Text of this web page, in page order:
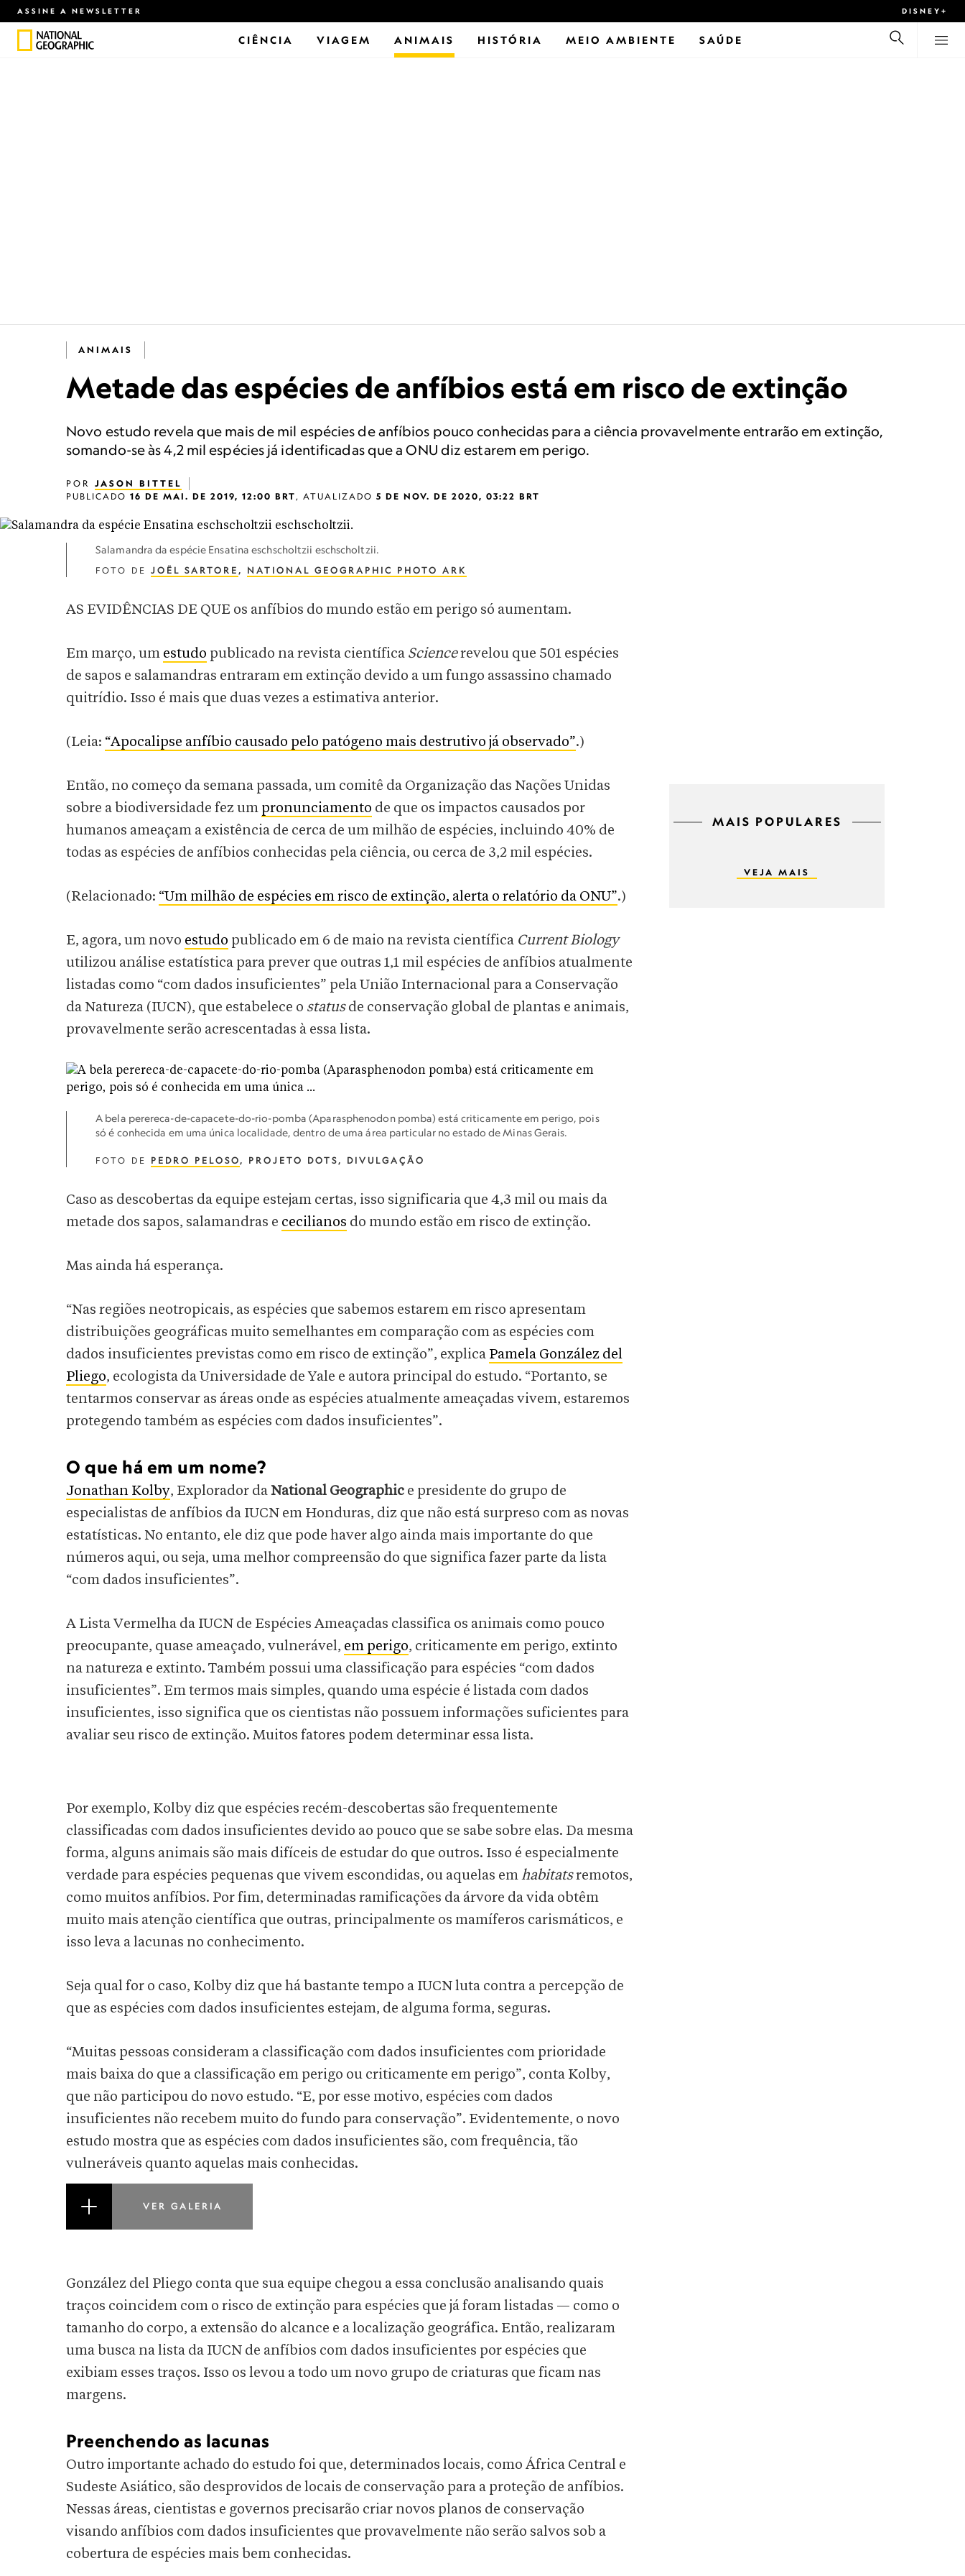
ASSINE A NEWSLETTER DISNEY+
CIÊNCIA VIAGEM ANIMAIS HISTÓRIA MEIO AMBIENTE SAÚDE
ANIMAIS
Metade das espécies de anfíbios está em risco de extinção
Novo estudo revela que mais de mil espécies de anfíbios pouco conhecidas para a ciência provavelmente entrarão em extinção,
somando-se às 4,2 mil espécies já identificadas que a ONU diz estarem em perigo.
POR JASON BITTEL
PUBLICADO 16 DE MAI. DE 2019, 12:00 BRT, ATUALIZADO 5 DE NOV. DE 2020, 03:22 BRT
Salamandra da espécie Ensatina eschscholtzii eschscholtzii.
FOTO DE JOËL SARTORE , NATIONAL GEOGRAPHIC PHOTO ARK
AS EVIDÊNCIAS DE QUE os anfíbios do mundo estão em perigo só aumentam.
Em março, um estudo publicado na revista científica Sciencerevelou que 501 espécies
de sapos e salamandras entraram em extinção devido a um fungo assassino chamado
quitrídio. Isso é mais que duas vezes a estimativa anterior.
(Leia: “Apocalipse anfíbio causado pelo patógeno mais destrutivo já observado”.)
Então, no começo da semana passada, um comitê da Organização das Nações Unidas
sobre a biodiversidade fez um pronunciamento de que os impactos causados por
humanos ameaçam a existência de cerca de um milhão de espécies, incluindo 40% de
todas as espécies de anfíbios conhecidas pela ciência, ou cerca de 3,2 mil espécies.
(Relacionado: “Um milhão de espécies em risco de extinção, alerta o relatório da ONU”.)
E, agora, um novo estudo publicado em 6 de maio na revista científica Current Biology
utilizou análise estatística para prever que outras 1,1 mil espécies de anfíbios atualmente
listadas como “com dados insuficientes” pela União Internacional para a Conservação
da Natureza (IUCN), que estabelece o statusde conservação global de plantas e animais,
provavelmente serão acrescentadas à essa lista.
A bela perereca-de-capacete-do-rio-pomba (Aparasphenodon pomba) está criticamente em perigo, pois
só é conhecida em uma única localidade, dentro de uma área particular no estado de Minas Gerais.
FOTO DE PEDRO PELOSO, PROJETO DOTS, DIVULGAÇÃO
Caso as descobertas da equipe estejam certas, isso significaria que 4,3 mil ou mais da
metade dos sapos, salamandras e cecilianos do mundo estão em risco de extinção.
Mas ainda há esperança.
“Nas regiões neotropicais, as espécies que sabemos estarem em risco apresentam
distribuições geográficas muito semelhantes em comparação com as espécies com
dados insuficientes previstas como em risco de extinção”, explica Pamela González del
Pliego, ecologista da Universidade de Yale e autora principal do estudo. “Portanto, se
tentarmos conservar as áreas onde as espécies atualmente ameaçadas vivem, estaremos
protegendo também as espécies com dados insuficientes”.
O que há em um nome?
Jonathan Kolby, Explorador da National Geographic e presidente do grupo de
especialistas de anfíbios da IUCN em Honduras, diz que não está surpreso com as novas
estatísticas. No entanto, ele diz que pode haver algo ainda mais importante do que
números aqui, ou seja, uma melhor compreensão do que significa fazer parte da lista
“com dados insuficientes”.
A Lista Vermelha da IUCN de Espécies Ameaçadas classifica os animais como pouco
preocupante, quase ameaçado, vulnerável, em perigo, criticamente em perigo, extinto
na natureza e extinto. Também possui uma classificação para espécies “com dados
insuficientes”. Em termos mais simples, quando uma espécie é listada com dados
insuficientes, isso significa que os cientistas não possuem informações suficientes para
avaliar seu risco de extinção. Muitos fatores podem determinar essa lista.
Por exemplo, Kolby diz que espécies recém-descobertas são frequentemente
classificadas com dados insuficientes devido ao pouco que se sabe sobre elas. Da mesma
forma, alguns animais são mais difíceis de estudar do que outros. Isso é especialmente
verdade para espécies pequenas que vivem escondidas, ou aquelas emhabitatsremotos,
como muitos anfíbios. Por fim, determinadas ramificações da árvore da vida obtêm
muito mais atenção científica que outras, principalmente os mamíferos carismáticos, e
isso leva a lacunas no conhecimento.
Seja qual for o caso, Kolby diz que há bastante tempo a IUCN luta contra a percepção de
que as espécies com dados insuficientes estejam, de alguma forma, seguras.
“Muitas pessoas consideram a classificação com dados insuficientes com prioridade
mais baixa do que a classificação em perigo ou criticamente em perigo”, conta Kolby,
que não participou do novo estudo. “E, por esse motivo, espécies com dados
insuficientes não recebem muito do fundo para conservação”. Evidentemente, o novo
estudo mostra que as espécies com dados insuficientes são, com frequência, tão
vulneráveis quanto aquelas mais conhecidas.
VER GALERIA
González del Pliego conta que sua equipe chegou a essa conclusão analisando quais
traços coincidem com o risco de extinção para espécies que já foram listadas — como o
tamanho do corpo, a extensão do alcance e a localização geográfica. Então, realizaram
uma busca na lista da IUCN de anfíbios com dados insuficientes por espécies que
exibiam esses traços. Isso os levou a todo um novo grupo de criaturas que ficam nas
margens.
Preenchendo as lacunas
Outro importante achado do estudo foi que, determinados locais, como África Central e
Sudeste Asiático, são desprovidos de locais de conservação para a proteção de anfíbios.
Nessas áreas, cientistas e governos precisarão criar novos planos de conservação
visando anfíbios com dados insuficientes que provavelmente não serão salvos sob a
cobertura de espécies mais bem conhecidas.
MAIS POPULARES
VEJA MAIS